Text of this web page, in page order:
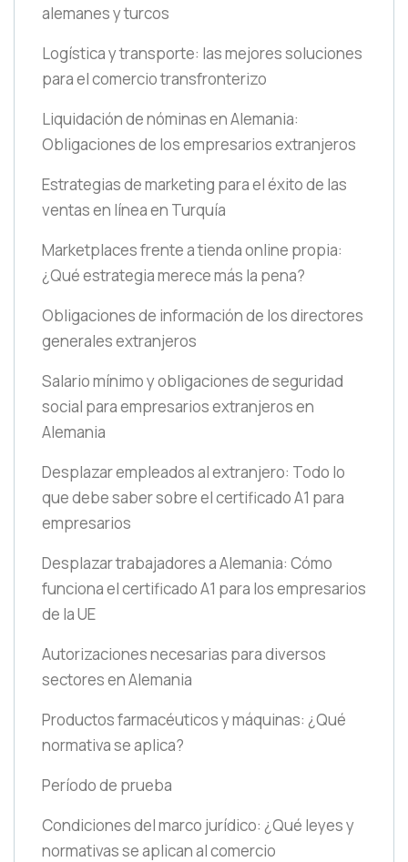
alemanes y turcos
Logística y transporte: las mejores soluciones
para el comercio transfronterizo
Liquidación de nóminas en Alemania:
Obligaciones de los empresarios extranjeros
Estrategias de marketing para el éxito de las
ventas en línea en Turquía
Marketplaces frente a tienda online propia:
¿Qué estrategia merece más la pena?
Obligaciones de información de los directores
generales extranjeros
Salario mínimo y obligaciones de seguridad
social para empresarios extranjeros en
Alemania
Desplazar empleados al extranjero: Todo lo
que debe saber sobre el certificado A1 para
empresarios
Desplazar trabajadores a Alemania: Cómo
funciona el certificado A1 para los empresarios
de la UE
Autorizaciones necesarias para diversos
sectores en Alemania
Productos farmacéuticos y máquinas: ¿Qué
normativa se aplica?
Período de prueba
Condiciones del marco jurídico: ¿Qué leyes y
normativas se aplican al comercio